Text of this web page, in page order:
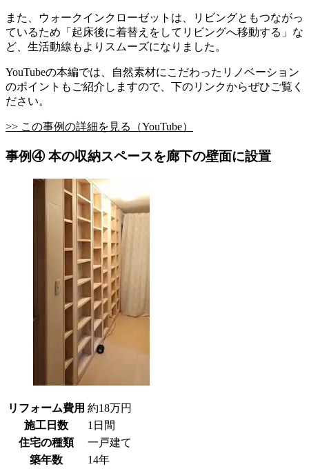
また、ウォークインクローゼットは、リビングともつながっ
ているため「起床後に着替えをしてリビングへ移動する」な
ど、生活動線もよりスムーズになりました。
YouTubeの本編では、自然素材にこだわったリノベーション
のポイントもご紹介しますので、下のリンクからぜひご覧く
ださい。
>> この事例の詳細を見る（YouTube）
事例④ 本の収納スペースを廊下の壁面に設置
リフォーム費用 約18万円
施工日数
1日間
住宅の種類
一戸建て
築年数
14年